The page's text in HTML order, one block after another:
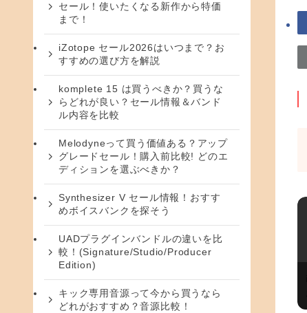
セール！使いたくなる新作から特価
まで！
iZotope セール2026はいつまで？お
すすめの選び方を解説
komplete 15 は買うべきか？買うな
らどれが良い？セール情報＆バンド
ル内容を比較
Melodyneって買う価値ある？アップ
グレードセール！購入前比較! どのエ
ディションを選ぶべきか？
Synthesizer V セール情報！おすす
めボイスバンクを探そう
UADプラグインバンドルの違いを比
較！(Signature/Studio/Producer
Edition)
キック専用音源って今から買うなら
どれがおすすめ？音源比較！